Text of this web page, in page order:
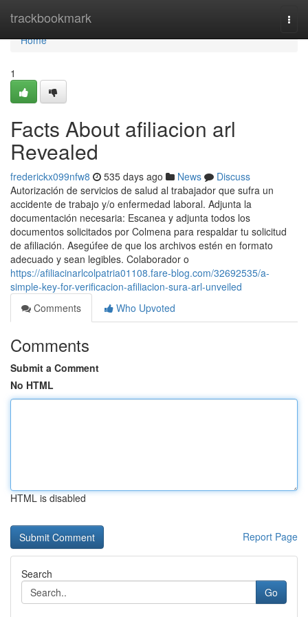
trackbookmark
Home
Home
1
Facts About afiliacion arl
Revealed
frederickx099nfw8 535 days ago News
Discuss
Autorización de servicios de salud al trabajador que sufra un
accidente de trabajo y/o enfermedad laboral. Adjunta la
documentación necesaria: Escanea y adjunta todos los
documentos solicitados por Colmena para respaldar tu solicitud
de afiliación. Asegúfee de que los archivos estén en formato
adecuado y sean legibles. Colaborador o
https://afiliacinarlcolpatria01108.fare-blog.com/32692535/a-
simple-key-for-verificacion-afiliacion-sura-arl-unveiled
Comments
Who Upvoted
Comments
Submit a Comment
No HTML
HTML is disabled
Report Page
Search
Go